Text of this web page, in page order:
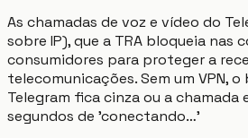
As chamadas de voz e vídeo do
sobre IP), que a TRA bloqueia nas
consumidores para proteger a
telecomunicações. Sem um VPN,
Telegram fica cinza ou a chamada
segundos de 'conectando…'